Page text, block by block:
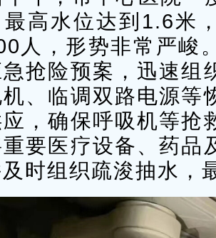
高水位达到1.6米
人，形势非常严峻
急抢险预案，迅速组
、临调双路电源等
，确保呼吸机等抢
要医疗设备、药品
时组织疏浚抽水，